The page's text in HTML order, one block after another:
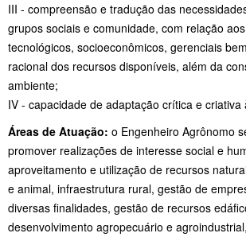
III - compreensão e tradução das
grupos sociais e comunidade, com relação
tecnológicos, socioeconômicos, gerenciais
racional dos recursos disponíveis, além da
ambiente;
IV - capacidade de adaptação crítica e criativa
Áreas de Atuação: o Engenheiro Agrônomo
promover realizações de interesse social e
aproveitamento e utilização de recursos
e animal, infraestrutura rural, gestão de
diversas finalidades, gestão de recursos
desenvolvimento agropecuário e